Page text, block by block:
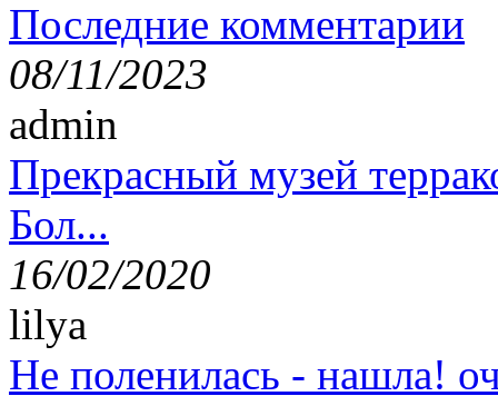
Последние комментарии
08/11/2023
admin
Прекрасный музей
Бол...
16/02/2020
lilya
Не поленилась - нашла!